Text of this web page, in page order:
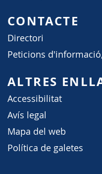
CONTACTE
Directori
Peticions
ALTRES
Accessibilitat
Avís legal
Mapa del web
Política de galetes